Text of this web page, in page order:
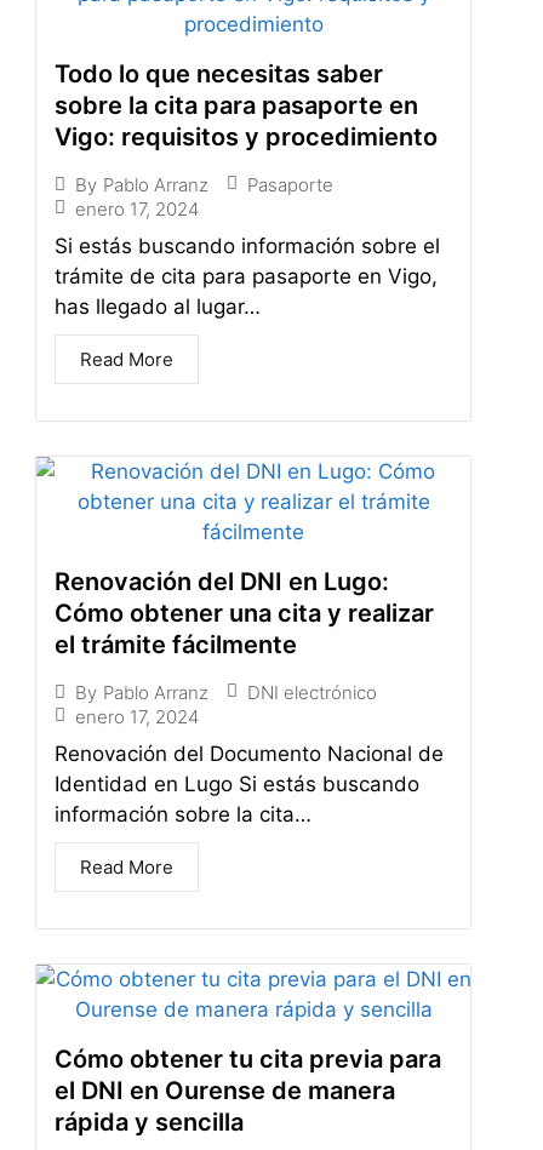
Todo lo que necesitas saber
sobre la cita para pasaporte en
Vigo: requisitos y procedimiento
By Pablo Arranz
Pasaporte
enero 17, 2024
Si estás buscando información sobre el
trámite de cita para pasaporte en Vigo,
has llegado al lugar…
Read More
Renovación del DNI en Lugo:
Cómo obtener una cita y realizar
el trámite fácilmente
By Pablo Arranz
DNI electrónico
enero 17, 2024
Renovación del Documento Nacional de
Identidad en Lugo Si estás buscando
información sobre la cita…
Read More
Cómo obtener tu cita previa para
el DNI en Ourense de manera
rápida y sencilla